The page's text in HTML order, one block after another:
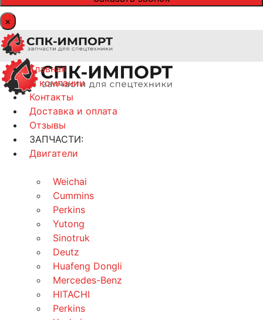
×
Главная
О компании
Контакты
Доставка и оплата
Отзывы
ЗАПЧАСТИ:
Двигатели
Weichai
Cummins
Perkins
Yutong
Sinotruk
Deutz
Huafeng Dongli
Mercedes-Benz
HITACHI
Perkins